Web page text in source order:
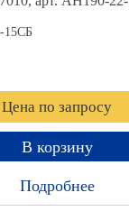
15СБ
Цена по запросу
В корзину
Подробнее